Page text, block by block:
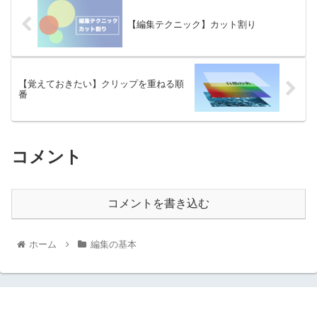
【編集テクニック】カット割り
【覚えておきたい】クリップを重ねる順
番
コメント
コメントを書き込む
ホーム 編集の基本